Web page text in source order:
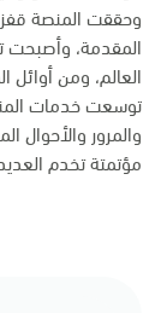
المقدمة،
العالم، ومن
توسعت خدمات
والمرور والأحوال
مؤتمتة تخدم